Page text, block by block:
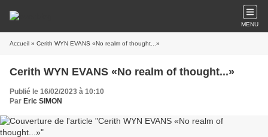
MENU
Accueil » Cerith WYN EVANS «No realm of thought...»
Cerith WYN EVANS «No realm of thought...»
Publié le 16/02/2023 à 10:10
Par Eric SIMON